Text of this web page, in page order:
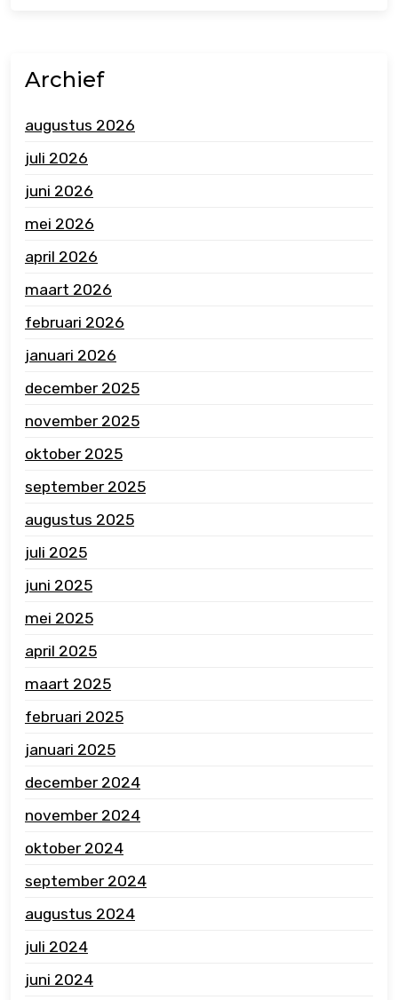
Archief
augustus 2026
juli 2026
juni 2026
mei 2026
april 2026
maart 2026
februari 2026
januari 2026
december 2025
november 2025
oktober 2025
september 2025
augustus 2025
juli 2025
juni 2025
mei 2025
april 2025
maart 2025
februari 2025
januari 2025
december 2024
november 2024
oktober 2024
september 2024
augustus 2024
juli 2024
juni 2024